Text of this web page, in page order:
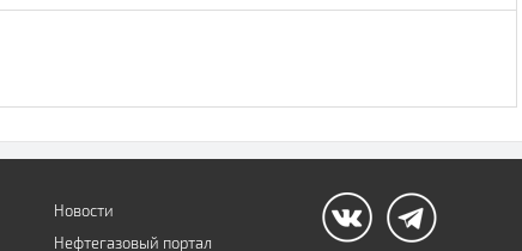
Новости
Нефтегазовый портал